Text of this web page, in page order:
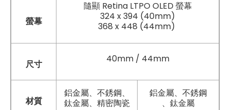
螢幕
隨顯 Retina LTPO OLED 螢幕
324 x 394 (40mm)
368 x 448 (44mm)
尺寸 40mm / 44mm
材質
鋁金屬、不銹鋼、
鈦金屬、精密陶瓷
鋁金屬、不銹鋼
、鈦金屬